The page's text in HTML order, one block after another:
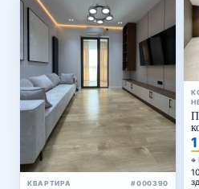
КВАРТИРА #000390